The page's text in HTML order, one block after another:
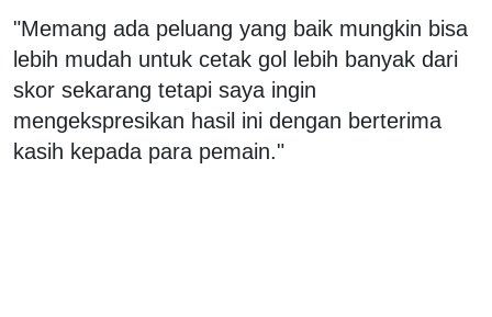
"Memang ada peluang yang baik mungkin bisa
lebih mudah untuk cetak gol lebih banyak dari
skor sekarang tetapi saya ingin
mengekspresikan hasil ini dengan berterima
kasih kepada para pemain."